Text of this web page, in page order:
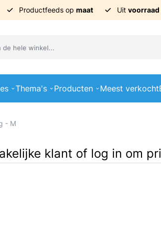
Productfeeds op maat Uit voorraad
Thema's Producten Meest verkocht
- M
klant of log in om